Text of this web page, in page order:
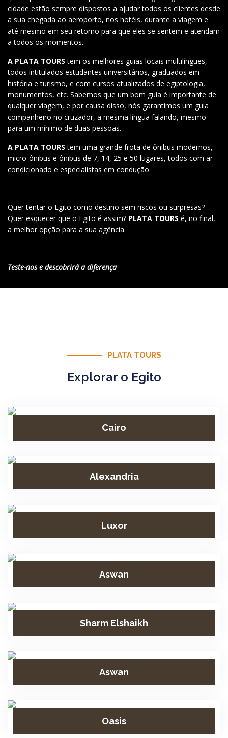
cidade estão sempre dispostos a ajudar todos os clientes desde
a sua chegada ao aeroporto, nos hotéis, durante a viagem e
até mesmo em seu retorno para que eles se sentem e atendam
a todos os momentos.
A PLATA TOURS tem os melhores guias locais multilíngues,
todos intitulados estudantes universitários, graduados em
história e turismo, e com cursos atualizados de egiptologia,
monumentos, etc. Sabemos que um bom guia é importante de
qualquer viagem, e por causa disso, nós garantimos um guia
companheiro no cruzador, a mesma língua falando, mesmo
para um mínimo de duas pessoas.
A PLATA TOURS tem uma grande frota de ônibus modernos,
micro-ônibus e ônibus de 7, 14, 25 e 50 lugares, todos com ar
condicionado e especialistas em condução.
Quer tentar o Egito como destino sem riscos ou surpresas?
Quer esquecer que o Egito é assim? PLATA TOURS é, no final,
a melhor opção para a sua agência.
Teste-nos e descobrirá a diferença
PLATA TOURS
Explorar o Egito
Cairo
Alexandria
Luxor
Aswan
Sharm Elshaikh
Aswan
Oasis